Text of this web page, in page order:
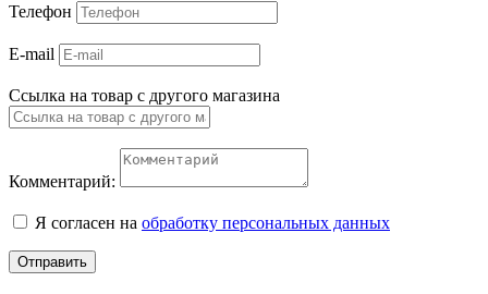
Телефон
E-mail
Ссылка на товар с другого магазина
Комментарий:
Я согласен на обработку персональных данных
Отправить